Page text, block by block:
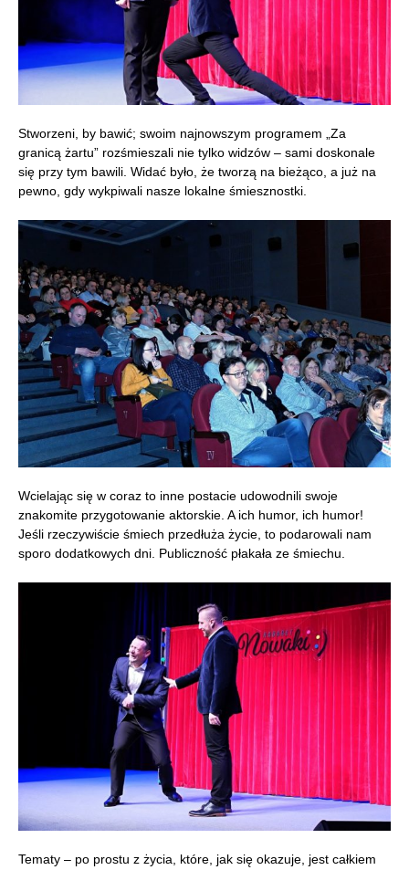
Stworzeni, by bawić; swoim najnowszym programem „Za
granicą żartu” rozśmieszali nie tylko widzów – sami doskonale
się przy tym bawili. Widać było, że tworzą na bieżąco, a już na
pewno, gdy wykpiwali nasze lokalne śmiesznostki.
Wcielając się w coraz to inne postacie udowodnili swoje
znakomite przygotowanie aktorskie. A ich humor, ich humor!
Jeśli rzeczywiście śmiech przedłuża życie, to podarowali nam
sporo dodatkowych dni. Publiczność płakała ze śmiechu.
Tematy – po prostu z życia, które, jak się okazuje, jest całkiem